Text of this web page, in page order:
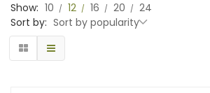
Show: 10 12 16 20
24
Sort by: Sort by popularity